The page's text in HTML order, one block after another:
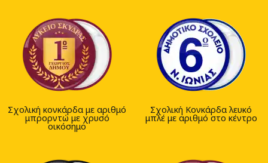
Σχολική κονκάρδα με αριθμό
μπρορντώ με χρυσό
οικόσημο
Σχολική Κονκάρδα λευκό
μπλέ με αριθμό στο κέντρο